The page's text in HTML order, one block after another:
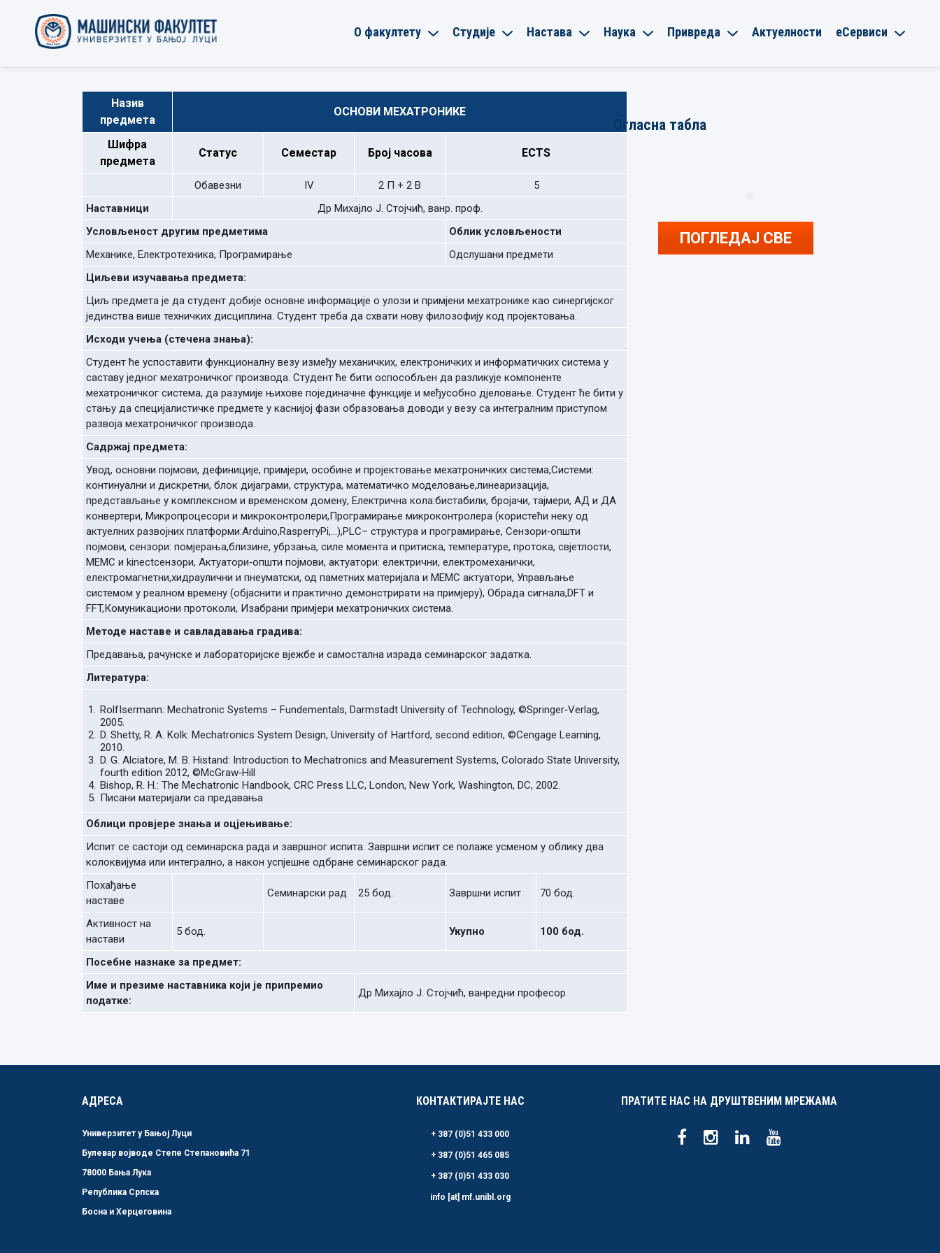
О факултету Студије Настава Наука Привреда Актуелности еСервиси
Назив
предмета
ОСНОВИ МЕХАТРОНИКЕ
Шифра
предмета
Статус Семестар Број часова ECTS
Обавезни IV 2 П + 2 В
5
Наставници
Др Михајло Ј. Стојчић, ванр. проф.
Условљеност другим предметима
Облик условљености
Механике, Електротехника, Програмирање
Одслушани предмети
Циљеви изучавања предмета:
Циљ предмета је да студент добије основне информације о улози и примјени мехатронике као синергијског
јединства више техничких дисциплина. Студент треба да схвати нову филозофију код пројектовања.
Исходи учења (стечена знања):
Студент ће успоставити функционалну везу између механичких, електроничких и информатичких система у
саставу једног мехатроничког производа. Студент ће бити оспособљен да разликује компоненте
мехатроничког система, да разумије њихове појединачне функције и међусобно дјеловање. Студент ће бити у
стању да специјалистичке предмете у каснијој фази образовања доводи у везу са интегралним приступом
развоја мехатроничког производа.
Садржај предмета:
Увод, основни појмови, дефиниције, примјери, особине и пројектовање мехатроничких система,Системи:
континуални и дискретни, блок дијаграми, структура, математичко моделовање,линеаризација,
представљање у комплексном и временском домену, Електрична кола:бистабили, бројачи, тајмери, АД и ДА
конвертери, Микропроцесори и микроконтролери,Програмирање микроконтролера (користећи неку од
актуелних развојних платформи:Arduino,RasperryPi,...),PLC– структура и програмирање, Сензори‐општи
појмови, сензори: помјерања,близине, убрзања, силе момента и притиска, температуре, протока, свјетлости,
МЕМС и kinectсензори, Актуатори‐општи појмови, актуатори: електрични, електромеханички,
електромагнетни,хидраулични и пнеуматски, од паметних материјала и МЕМС актуатори, Управљање
системом у реалном времену (објаснити и практично демонстрирати на примјеру), Обрада сигнала,DFT и
FFT,Комуникациони протоколи, Изабрани примјери мехатроничких система.
Методе наставе и савладавања градива:
Предавања, рачунске и лабораторијске вјежбе и самостална израда семинарског задатка.
Литература:
RolfIsermann: Mechatronic Systems – Fundementals, Darmstadt University of Technology, ©Springer‐Verlag,
2005.
D. Shetty, R. A. Kolk: Mechatronics System Design, University of Hartford, second edition, ©Cengage Learning,
2010.
D. G. Alciatore, M. B. Histand: Introduction to Mechatronics and Measurement Systems, Colorado State University,
fourth edition 2012, ©McGraw‐Hill
Bishop, R. H.: The Mechatronic Handbook, CRC Press LLC, London, New York, Washington, DC, 2002.
Писани материјали са предавања
Облици провјере знања и оцјењивање:
Испит се састоји од семинарска рада и завршног испита. Завршни испит се полаже усменом у облику два
колоквијума или интегрално, а након успјешне одбране семинарског рада.
Похађање
наставе
Семинарски рад 25 бод. Завршни испит 70 бод.
Активност на
настави
5 бод. Укупно 100 бод.
Посебне назнаке за предмет:
Име и презиме наставника који је припремио
податке:
Др Михајло Ј. Стојчић, ванредни професор
Огласна табла
ПОГЛЕДАЈ СВЕ
АДРЕСА
Универзитет у Бањој Луци
Булевар војводе Степе Степановића 71
78000 Бања Лука
Република Српска
Босна и Херцеговина
КОНТАКТИРАЈТЕ НАС
+ 387 (0)51 433 000
+ 387 (0)51 465 085
+ 387 (0)51 433 030
info [at] mf.unibl.org
ПРАТИТЕ НАС НА ДРУШТВЕНИМ МРЕЖАМА